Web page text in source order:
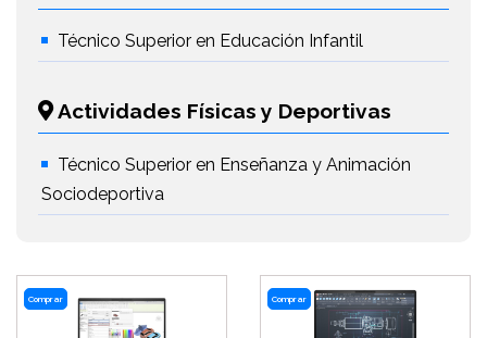
Técnico Superior en Educación Infantil
Actividades Físicas y Deportivas
Técnico Superior en Enseñanza y Animación
Sociodeportiva
Comprar Comprar